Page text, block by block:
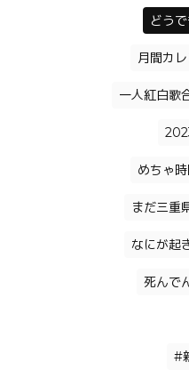
どう
月間カ
一人紅白歌
めちゃ
まだ三重
なにが起
死んで
#